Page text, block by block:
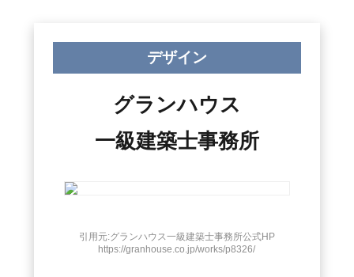
デザイン
グランハウス
一級建築士事務所
引用元:グランハウス一級建築士事務所公式HP
https://granhouse.co.jp/works/p8326/